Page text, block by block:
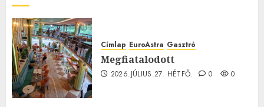
Címlap EuroAstra Gasztró
Megfiatalodott
2026.JÚLIUS.27. HÉTFŐ. 0 0